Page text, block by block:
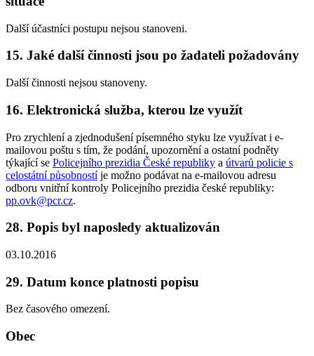
Další účastníci postupu nejsou stanoveni.
15. Jaké další činnosti jsou po žadateli požadovány
Další činnosti nejsou stanoveny.
16. Elektronická služba, kterou lze využít
Pro zrychlení a zjednodušení písemného styku lze využívat i e-
mailovou poštu s tím, že podání, upozornění a ostatní podněty
týkající se Policejního prezidia České republiky a útvarů policie s
celostátní působnostíje možno podávat na e-mailovou adresu
odboru vnitřní kontroly Policejního prezidia české republiky:
pp.ovk@pcr.cz.
28. Popis byl naposledy aktualizován
03.10.2016
29. Datum konce platnosti popisu
Bez časového omezení.
Obec